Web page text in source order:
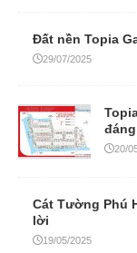
Đất nền Topia
29/07/2025
20/
Cát Tường Phú
lời
19/05/2025